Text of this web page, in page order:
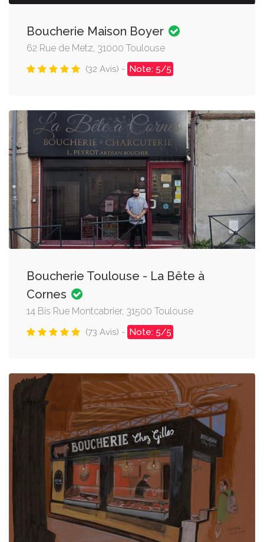
Boucherie Maison Boyer
62 Rue de Metz, 31000 Toulouse
(32 Avis) - Note: 5/5
Boucherie Toulouse - La Bête à
Cornes
14 Bis Rue Montcabrier, 31500 Toulouse
(73 Avis) - Note: 5/5